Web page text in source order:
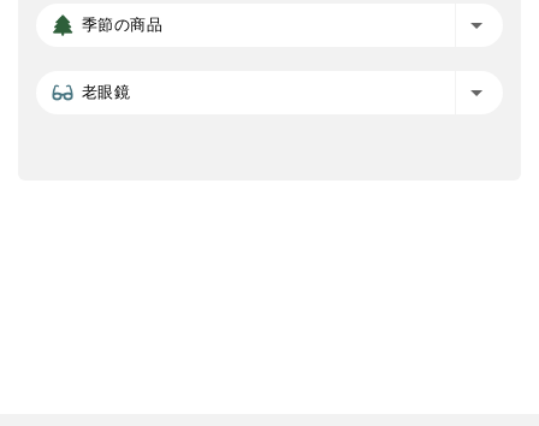
季節の商品
老眼鏡